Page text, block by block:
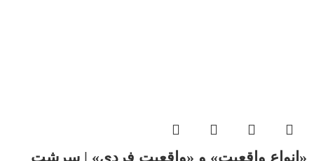
«انواع واقعیت» و «واقعیت فردی» | سرشت